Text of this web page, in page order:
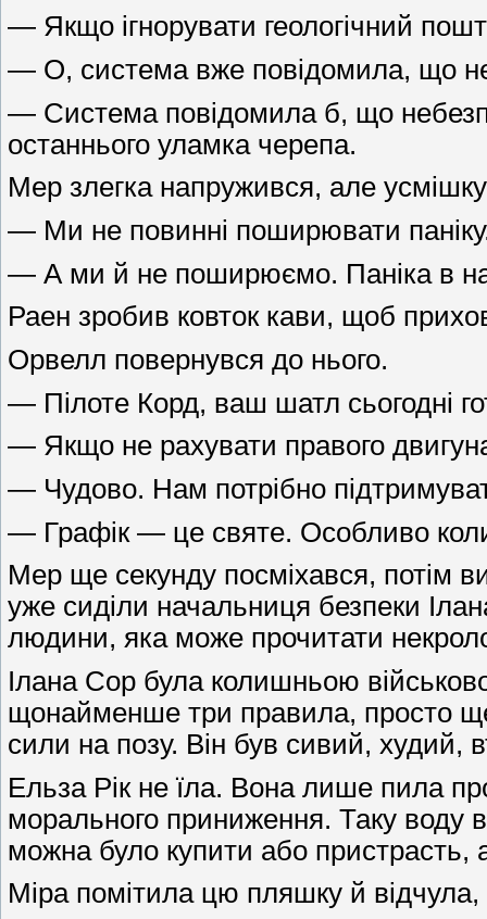
— Якщо ігнорувати геологічний
— О, система вже повідомила, що
— Система повідомила б, що
останнього уламка черепа.
Мер злегка напружився, але
— Ми не повинні поширювати
— А ми й не поширюємо. Паніка в нас
Раен зробив ковток кави, щоб
Орвелл повернувся до нього.
— Пілоте Корд, ваш шатл сьогодні
— Якщо не рахувати правого
— Чудово. Нам потрібно
— Графік — це святе. Особливо
Мер ще секунду посміхався, потім
уже сиділи начальниця безпеки
людини, яка може прочитати
Ілана Сор була колишньою
щонайменше три правила, просто
сили на позу. Він був сивий, худий,
Ельза Рік не їла. Вона лише пила
морального приниження. Таку воду в
можна було купити або пристрасть,
Міра помітила цю пляшку й